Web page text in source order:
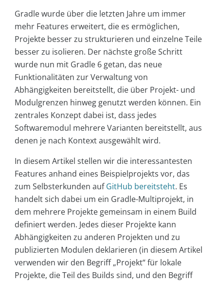
Gradle wurde über die letzten Jahre um immer
mehr Features erweitert, die es ermöglichen,
Projekte besser zu strukturieren und einzelne Teile
besser zu isolieren. Der nächste große Schritt
wurde nun mit Gradle 6 getan, das neue
Funktionalitäten zur Verwaltung von
Abhängigkeiten bereitstellt, die über Projekt- und
Modulgrenzen hinweg genutzt werden können. Ein
zentrales Konzept dabei ist, dass jedes
Softwaremodul mehrere Varianten bereitstellt, aus
denen je nach Kontext ausgewählt wird.
In diesem Artikel stellen wir die interessantesten
Features anhand eines Beispielprojekts vor, das
zum Selbsterkunden aufGitHub bereitsteht. Es
handelt sich dabei um ein Gradle-Multiprojekt, in
dem mehrere Projekte gemeinsam in einem Build
definiert werden. Jedes dieser Projekte kann
Abhängigkeiten zu anderen Projekten und zu
publizierten Modulen deklarieren (in diesem Artikel
verwenden wir den Begriff „Projekt“ für lokale
Projekte, die Teil des Builds sind, und den Begriff